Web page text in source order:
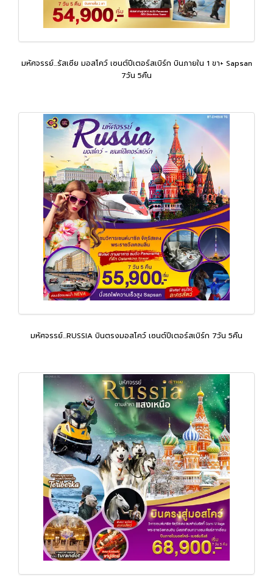
มหัศจรรย์...รัสเซีย มอสโคว์ เซนต์ปีเตอร์สเบิร์ก บินภายใน 1 ขา+ Sapsan
7วัน 5คืน
มหัศจรรย์...RUSSIA บินตรงมอสโคว์ เซนต์ปีเตอร์สเบิร์ก 7วัน 5คืน